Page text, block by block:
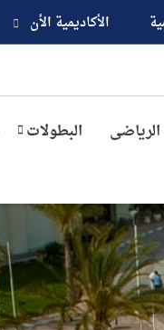
الأكاديمية الأن
البطولات